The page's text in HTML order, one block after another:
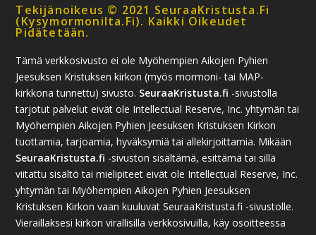
Tekijänoikeus © 2021 SeuraaKristusta.fi
(kysymormonilta.fi). Kaikki Oikeudet
Pidätetään.
Tämä verkkosivusto ei ole Myöhempien Aikojen Pyhien
Jeesuksen Kristuksen kirkon (myös mormoni- tai MAP-
kirkkona tunnettu) sivusto. SeuraaKristusta.fi -sivustolla
tarjotut palvelut eivät ole Intellectual Reserve, Inc. yhtymän tai
Myöhempien Aikojen Pyhien Jeesuksen Kristuksen Kirkon
tuottamia, tarjoamia, hyväksymiä tai allekirjoittamia. Mikään
SeuraaKristusta.fi -sivuston sisältämä, esittämä tai sillä
viitattu sisältö tai mielipiteet eivät ole Intellectual Reserve, Inc.
yhtymän tai Myöhempien Aikojen Pyhien Jeesuksen
Kristuksen Kirkon vaan kuuluvat SeuraaKristusta.fi -sivustolle.
Vieraillaksesi kirkon virallisilla verkkosivuilla, käy osoitteessa